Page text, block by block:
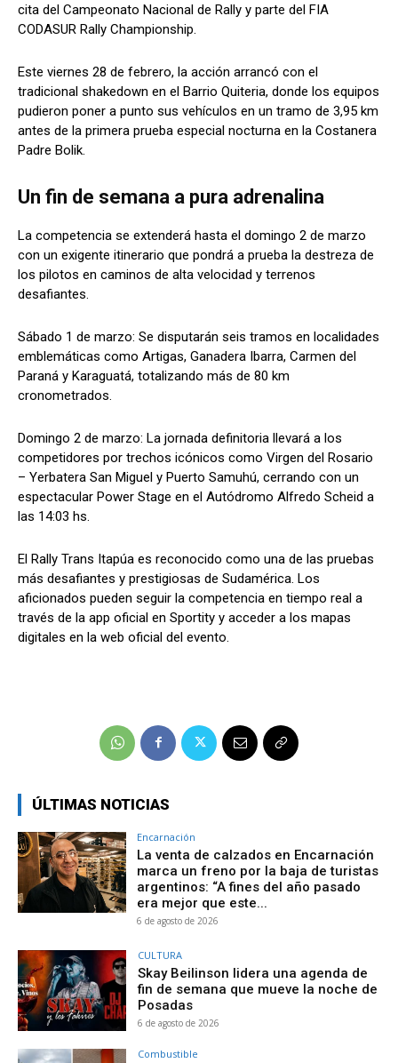
cita del Campeonato Nacional de Rally y parte del FIA
CODASUR Rally Championship.
Este viernes 28 de febrero, la acción arrancó con el
tradicional shakedown en el Barrio Quiteria, donde los equipos
pudieron poner a punto sus vehículos en un tramo de 3,95 km
antes de la primera prueba especial nocturna en la Costanera
Padre Bolik.
Un fin de semana a pura adrenalina
La competencia se extenderá hasta el domingo 2 de marzo
con un exigente itinerario que pondrá a prueba la destreza de
los pilotos en caminos de alta velocidad y terrenos
desafiantes.
Sábado 1 de marzo: Se disputarán seis tramos en localidades
emblemáticas como Artigas, Ganadera Ibarra, Carmen del
Paraná y Karaguatá, totalizando más de 80 km
cronometrados.
Domingo 2 de marzo: La jornada definitoria llevará a los
competidores por trechos icónicos como Virgen del Rosario
– Yerbatera San Miguel y Puerto Samuhú, cerrando con un
espectacular Power Stage en el Autódromo Alfredo Scheid a
las 14:03 hs.
El Rally Trans Itapúa es reconocido como una de las pruebas
más desafiantes y prestigiosas de Sudamérica. Los
aficionados pueden seguir la competencia en tiempo real a
través de la app oficial en Sportity y acceder a los mapas
digitales en la web oficial del evento.
ÚLTIMAS NOTICIAS
Encarnación
La venta de calzados en Encarnación
marca un freno por la baja de turistas
argentinos: “A fines del año pasado
era mejor que este...
6 de agosto de 2026
CULTURA
Skay Beilinson lidera una agenda de
fin de semana que mueve la noche de
Posadas
6 de agosto de 2026
Combustible